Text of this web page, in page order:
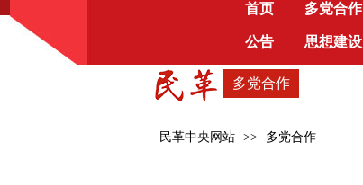
首页 多党合作
公告 思想建设
多党合作
民革中央网站 >> 多党合作